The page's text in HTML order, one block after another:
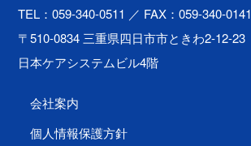
TEL：059-340-0511 ／ FAX：059-340-0141
〒510-0834 三重県四日市市ときわ2-12-23
日本ケアシステムビル4階
会社案内
個人情報保護方針